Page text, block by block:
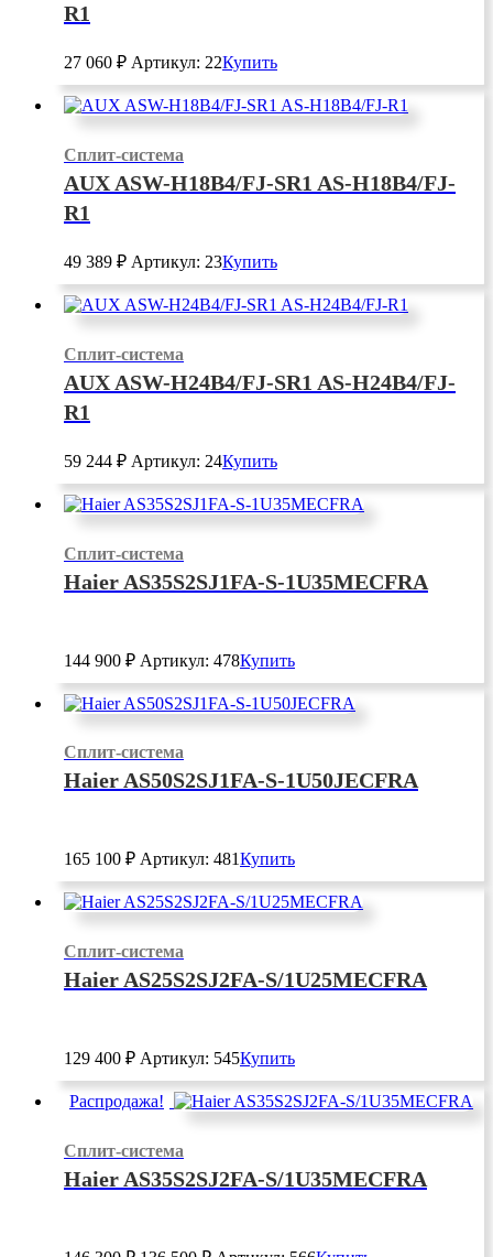
R1
27 060 ₽ Артикул: 22Купить
Сплит-система
AUX ASW-H18B4/FJ-SR1 AS-H18B4/FJ-
R1
49 389 ₽ Артикул: 23Купить
Сплит-система
AUX ASW-H24B4/FJ-SR1 AS-H24B4/FJ-
R1
59 244 ₽ Артикул: 24Купить
Сплит-система
Haier AS35S2SJ1FA-S-1U35MECFRA
144 900 ₽ Артикул: 478Купить
Сплит-система
Haier AS50S2SJ1FA-S-1U50JECFRA
165 100 ₽ Артикул: 481Купить
Сплит-система
Haier AS25S2SJ2FA-S/1U25MECFRA
129 400 ₽ Артикул: 545Купить
Распродажа!
Сплит-система
Haier AS35S2SJ2FA-S/1U35MECFRA